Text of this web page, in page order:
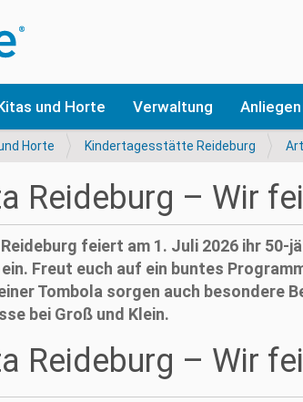
und Horte Verwaltung Anliegen
Horte Kindertagesstätte Reideburg
Reideburg – Wir
feiert am 1. Juli 2026 ihr 50-
Freut euch auf ein buntes
Tombola sorgen auch besondere
bei Groß und Klein.
Reideburg – Wir